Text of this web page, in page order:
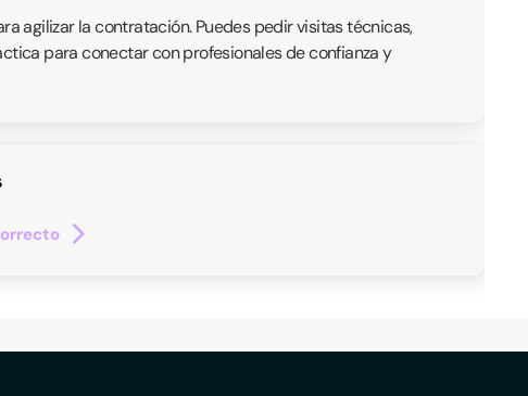
agilizar la contratación. Puedes pedir visitas técnicas,
para conectar con profesionales de confianza y